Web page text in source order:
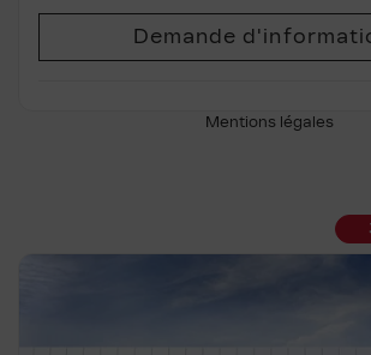
Demande
Mentions légales